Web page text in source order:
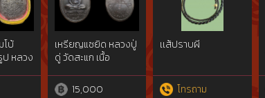
โบ้
ป หลวง
เหรียญแซยิด หลวงปู่
ดู่ วัดสะแก เนื้อ
15,000
เเส้ปราบผี
โทรถาม